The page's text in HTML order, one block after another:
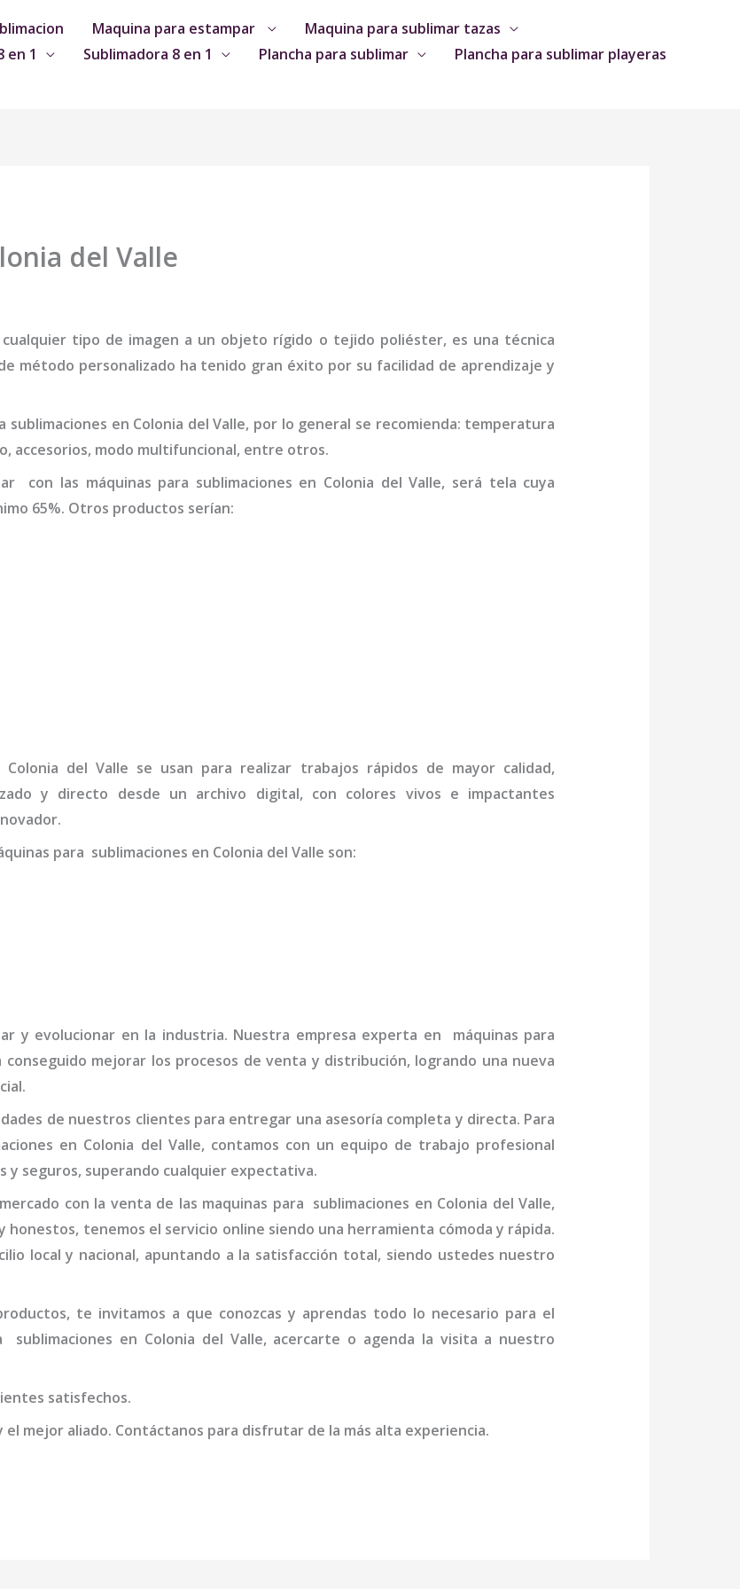
Maquina para estampar
Maquina para sublimar tazas
en 1
Sublimadora 8 en 1 Plancha para sublimar
Plancha para sublimar playeras
del Valle
tipo de imagen a un objeto rígido o tejido poliéster, es una técnica
método personalizado ha tenido gran éxito por su facilidad de aprendizaje y
sublimaciones en Colonia del Valle, por lo general se recomienda: temperatura
accesorios, modo multifuncional, entre otros.
con las máquinas para sublimaciones en Colonia del Valle, será tela cuya
65%. Otros productos serían:
Colonia del Valle se usan para realizar trabajos rápidos de mayor calidad,
y directo desde un archivo digital, con colores vivos e impactantes
para sublimaciones en Colonia del Valle son:
y evolucionar en la industria. Nuestra empresa experta en máquinas para
conseguido mejorar los procesos de venta y distribución, logrando una nueva
de nuestros clientes para entregar una asesoría completa y directa. Para
en Colonia del Valle, contamos con un equipo de trabajo profesional
y seguros, superando cualquier expectativa.
con la venta de las maquinas para sublimaciones en Colonia del Valle,
honestos, tenemos el servicio online siendo una herramienta cómoda y rápida.
local y nacional, apuntando a la satisfacción total, siendo ustedes nuestro
te invitamos a que conozcas y aprendas todo lo necesario para el
sublimaciones en Colonia del Valle, acercarte o agenda la visita a nuestro
satisfechos.
mejor aliado. Contáctanos para disfrutar de la más alta experiencia.